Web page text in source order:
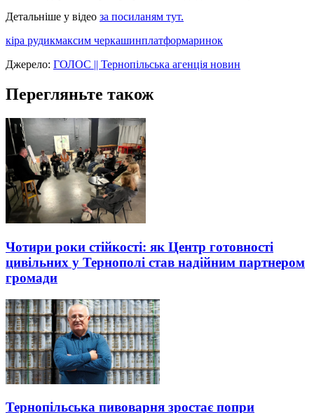
Детальніше у відео за посиланям тут.
кіра рудикмаксим черкашинплатформаринок
Джерело: ГОЛОС || Тернопільська агенція новин
Перегляньте також
Чотири роки стійкості: як Центр готовності
цивільних у Тернополі став надійним партнером
громади
Тернопільська пивоварня зростає попри